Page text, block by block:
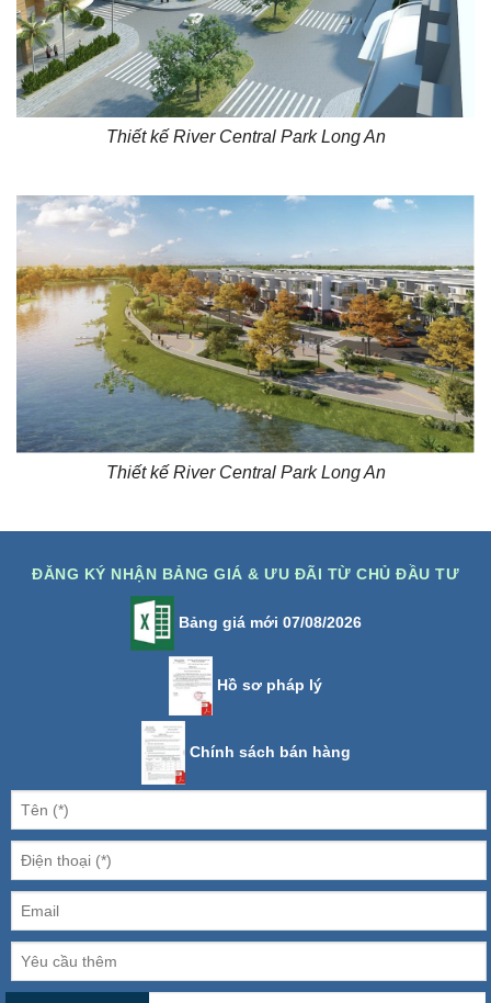
Thiết kế River Central Park Long An
Thiết kế River Central Park Long An
ĐĂNG KÝ NHẬN BẢNG GIÁ & ƯU ĐÃI TỪ CHỦ ĐẦU TƯ
Bảng giá mới 07/08/2026
Hồ sơ pháp lý
Chính sách bán hàng